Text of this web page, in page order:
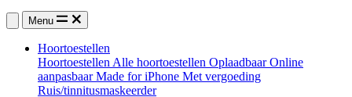
Menu
Hoortoestellen
HoortoestellenAlle hoortoestellen OplaadbaarOnline
aanpasbaarMade for iPhone Met vergoeding
Ruis/tinnitusmaskeerder